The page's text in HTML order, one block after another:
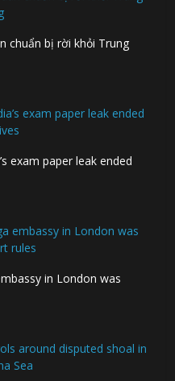
chuẩn bị rời khỏi Trung
exam paper leak ended
in London was